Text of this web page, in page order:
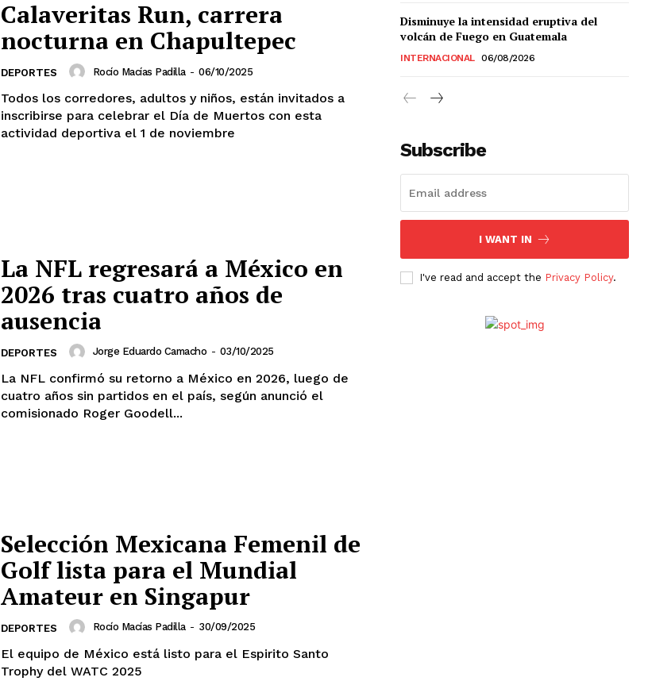
Aguascalientes
Baja California
Baja California Sur
Campeche
Chiapas
Colima
Durango Estado de México
Guanajuato Guerrero Hidalgo Jalisco
Michoacán Zacatecas Yucatán
Veracruz
Tlaxcala
Tamaulipas
Calaveritas Run, carrera
nocturna en Chapultepec
DEPORTES Rocío Macías Padilla - 06/10/2025
Todos los corredores, adultos y niños, están invitados a
inscribirse para celebrar el Día de Muertos con esta
actividad deportiva el 1 de noviembre
La NFL regresará a México en
2026 tras cuatro años de
ausencia
DEPORTES Jorge Eduardo Camacho - 03/10/2025
La NFL confirmó su retorno a México en 2026, luego de
cuatro años sin partidos en el país, según anunció el
comisionado Roger Goodell...
Selección Mexicana Femenil de
Golf lista para el Mundial
Amateur en Singapur
DEPORTES Rocío Macías Padilla - 30/09/2025
El equipo de México está listo para el Espirito Santo
Trophy del WATC 2025
Disminuye la intensidad eruptiva del
volcán de Fuego en Guatemala
INTERNACIONAL 06/08/2026
Subscribe
I WANT IN
I've read and accept the Privacy Policy.